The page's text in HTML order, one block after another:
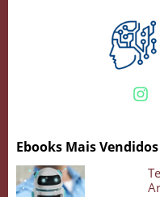
Ebooks Mais Vendidos